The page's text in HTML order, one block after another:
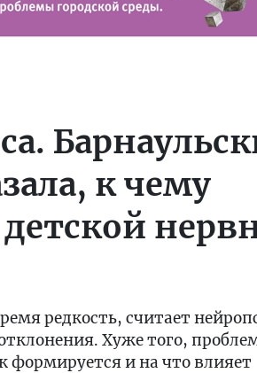
к чему
редкость, считает
Хуже того,
формируется и на что влияет